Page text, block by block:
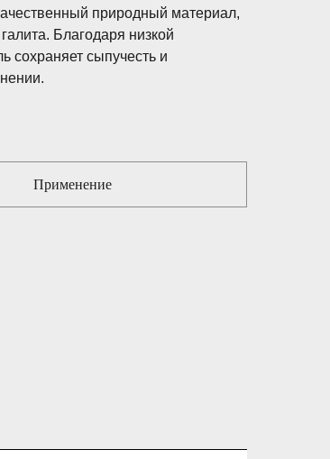
природный материал,
Благодаря низкой
сохраняет сыпучесть и
Применение